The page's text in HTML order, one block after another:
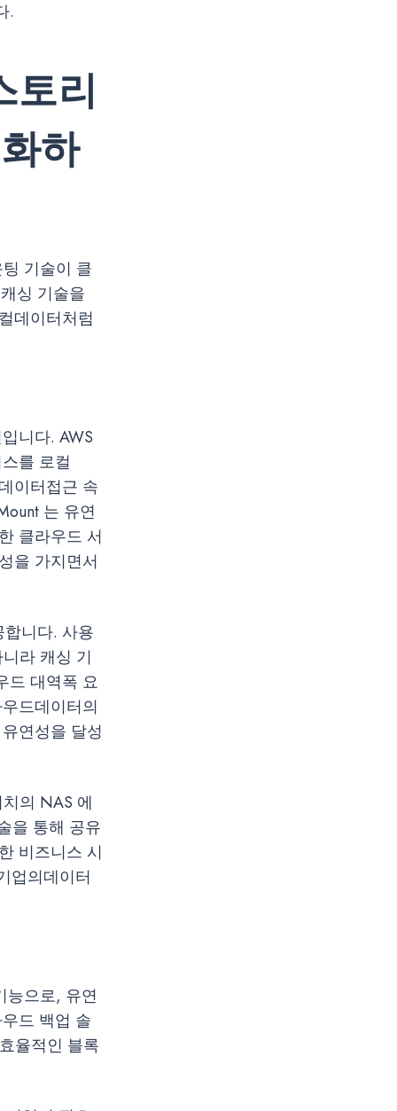
.
토리
하
기술이 클
싱 기술을
데이터처럼
니다. AWS
를 로컬
이터접근 속
는 유연
클라우드 서
을 가지면서
니다. 사용
라 캐싱 기
드 대역폭 요
드데이터의
연성을 달성
의 NAS 에
을 통해 공유
비즈니스 시
업의데이터
능으로, 유연
드 백업 솔
율적인 블록